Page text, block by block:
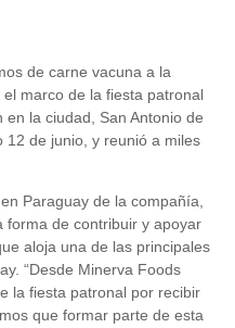
de carne vacuna a la
marco de la fiesta patronal
la ciudad, San Antonio de
12 de junio, y reunió a miles
Paraguay de la compañía,
forma de contribuir y apoyar
aloja una de las principales
“Desde Minerva Foods
la fiesta patronal por recibir
que formar parte de esta